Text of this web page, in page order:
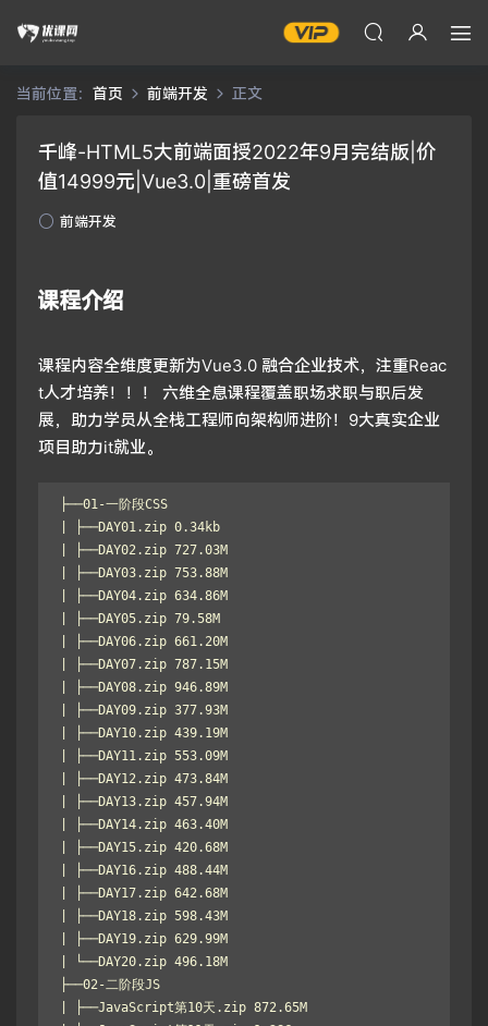
当前位置： 首页 前端开发 正文
千峰-HTML5大前端面授2022年9月完结版|价
值14999元|Vue3.0|重磅首发
前端开发
课程介绍
课程内容全维度更新为Vue3.0 融合企业技术，注重Reac
t人才培养！！！ 六维全息课程覆盖职场求职与职后发
展，助力学员从全栈工程师向架构师进阶！9大真实企业
项目助力it就业。
├──01-一阶段CSS
| ├──DAY01.zip 0.34kb
| ├──DAY02.zip 727.03M
| ├──DAY03.zip 753.88M
| ├──DAY04.zip 634.86M
| ├──DAY05.zip 79.58M
| ├──DAY06.zip 661.20M
| ├──DAY07.zip 787.15M
| ├──DAY08.zip 946.89M
| ├──DAY09.zip 377.93M
| ├──DAY10.zip 439.19M
| ├──DAY11.zip 553.09M
| ├──DAY12.zip 473.84M
| ├──DAY13.zip 457.94M
| ├──DAY14.zip 463.40M
| ├──DAY15.zip 420.68M
| ├──DAY16.zip 488.44M
| ├──DAY17.zip 642.68M
| ├──DAY18.zip 598.43M
| ├──DAY19.zip 629.99M
| └──DAY20.zip 496.18M
├──02-二阶段JS
| ├──JavaScript第10天.zip 872.65M